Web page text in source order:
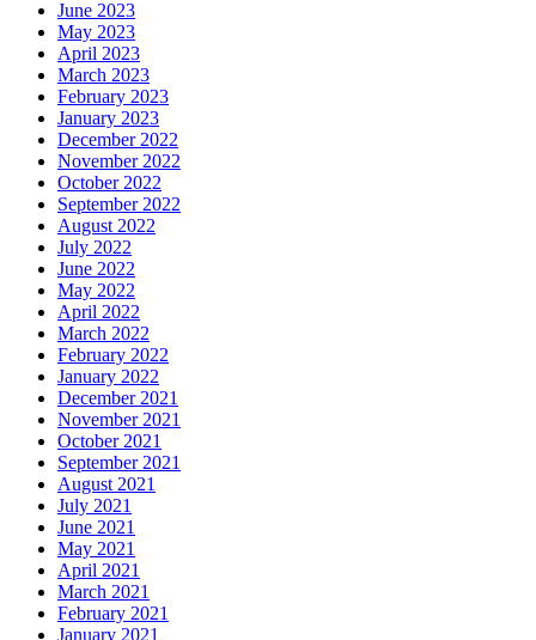
June 2023
May 2023
April 2023
March 2023
February 2023
January 2023
December 2022
November 2022
October 2022
September 2022
August 2022
July 2022
June 2022
May 2022
April 2022
March 2022
February 2022
January 2022
December 2021
November 2021
October 2021
September 2021
August 2021
July 2021
June 2021
May 2021
April 2021
March 2021
February 2021
January 2021